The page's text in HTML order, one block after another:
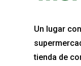
Un lugar
tienda de